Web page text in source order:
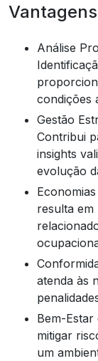
Análise Profunda das Condições Laborais:
condições
Gestão Estratégica da Segurança Ocupacional:
Contribui
insights
evolução
Economias Financeiras: A prevenção de riscos
resulta em
Conformidade Legal: Assegura que a empresa
atenda às
Bem-Estar dos Trabalhadores: Ao identificar e
mitigar
um